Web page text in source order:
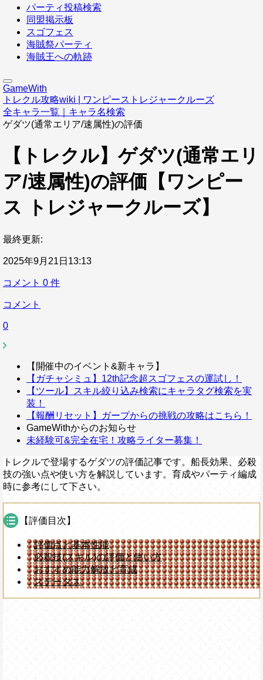
パーティ投稿検索
同盟掲示板
スゴフェス
海賊祭パーティ
海賊王への軌跡
GameWith
トレクル攻略wiki | ワンピーストレジャークルーズ
全キャラ一覧｜キャラ名検索
ゲダツ(通常エリア/速属性)の評価
【トレクル】ゲダツ(通常エリ
ア/速属性)の評価【ワンピー
ス トレジャークルーズ】
最終更新:
2025年9月21日13:13
コメント 0 件
コメント
0
【開催中のイベント&新キャラ】
【ガチャシミュ】12th記念超スゴフェスの運試し！
【ツール】スキル絞り込み検索にキャラタグ検索を実
装！
【報酬リセット】ガープからの挑戦の攻略はこちら！
GameWithからのお知らせ
未経験可&完全在宅！攻略ライター募集！
トレクルで登場するゲダツの評価記事です。船長効果、必殺
技の強い点や使い方を解説しています。育成やパーティ編成
時に参考にして下さい。
【評価目次】
評価点と基本性能
必殺技(スキル)の評価と使い方
おすすめ能力解放と育成
ステータス